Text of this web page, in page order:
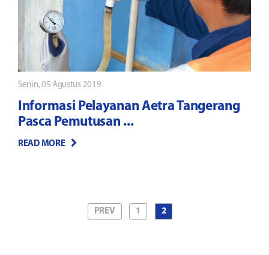
Senin, 05 Agustus 2019
Informasi Pelayanan Aetra Tangerang
Pasca Pemutusan ...
READ MORE
PREV 1 2